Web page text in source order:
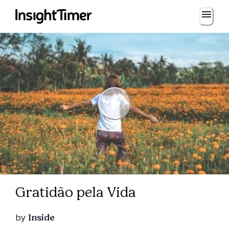
Gratidão pela Vida
by Inside